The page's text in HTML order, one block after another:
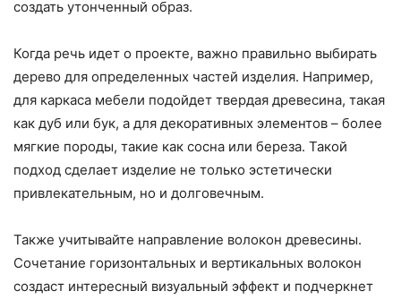
создать утонченный образ.
Когда речь идет о проекте, важно правильно выбирать
дерево для определенных частей изделия. Например,
для каркаса мебели подойдет твердая древесина, такая
как дуб или бук, а для декоративных элементов – более
мягкие породы, такие как сосна или береза. Такой
подход сделает изделие не только эстетически
привлекательным, но и долговечным.
Также учитывайте направление волокон древесины.
Сочетание горизонтальных и вертикальных волокон
создаст интересный визуальный эффект и подчеркнет